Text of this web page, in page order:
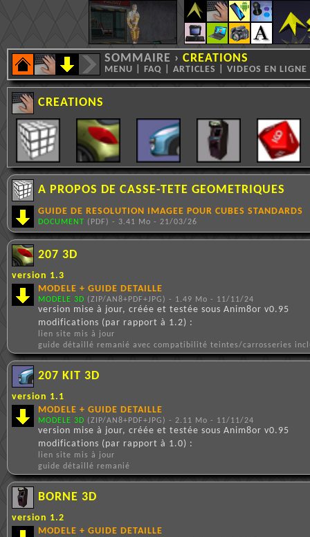
SOMMAIRE › CREATIONS
MENU FAQ ARTICLES VIDEOS EN LIGNE
CREATIONS
A PROPOS DE CASSE-TETE GEOMETRIQUES
GUIDE DE RESOLUTION IMAGEE POUR CUBES STANDARDS
DOCUMENT (PDF) - 3.41 Mo - 21/03/26
207 3D
version 1.3
MODELE + GUIDE DETAILLE
MODELE 3D (ZIP/AN8+PDF+JPG) - 1.49 Mo - 11/11/24
version mise à jour, créée et testée sous Anim8or v0.95
modifications (par rapport à 1.2) :
lien site mis à jour
guide détaillé remanié avec compatibilité teintes/carrosseries
207 KIT 3D
version 1.1
MODELE + GUIDE DETAILLE
MODELE 3D (ZIP/AN8+PDF+JPG) - 2.11 Mo - 11/11/24
version mise à jour, créée et testée sous Anim8or v0.95
modifications (par rapport à 1.0) :
lien site mis à jour
guide détaillé remanié
BORNE 3D
version 1.2
MODELE + GUIDE DETAILLE